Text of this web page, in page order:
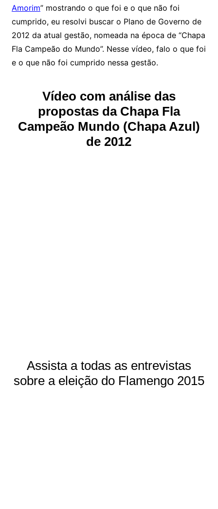
Amorim” mostrando o que foi e o que não foi
cumprido, eu resolvi buscar o Plano de Governo de
2012 da atual gestão, nomeada na época de “Chapa
Fla Campeão do Mundo”. Nesse vídeo, falo o que foi
e o que não foi cumprido nessa gestão.
Vídeo com análise das
propostas da Chapa Fla
Campeão Mundo (Chapa Azul)
de 2012
Assista a todas as entrevistas
sobre a eleição do Flamengo 2015